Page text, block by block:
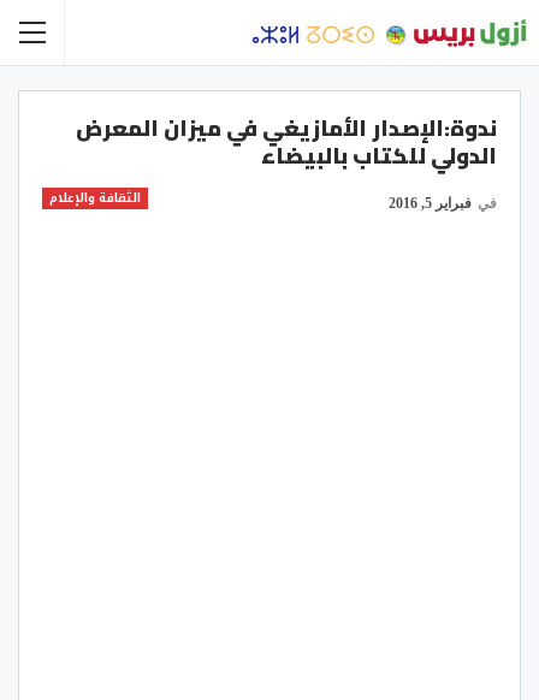
ندوة:الإصدار الأمازيغي في ميزان المعرض
الدولي للكتاب بالبيضاء
الثقافة والإعلام في فبراير 5, 2016